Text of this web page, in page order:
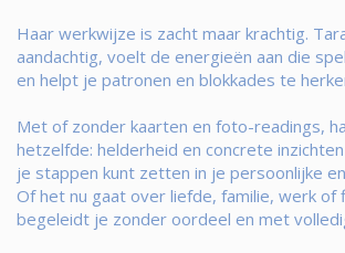
Haar werkwijze is zacht maar krachtig.
aandachtig, voelt de energieën aan die
en helpt je patronen en blokkades te
Met of zonder kaarten en foto-readings,
hetzelfde: helderheid en concrete
je stappen kunt zetten in je persoonlijke
Of het nu gaat over liefde, familie, werk of
begeleidt je zonder oordeel en met